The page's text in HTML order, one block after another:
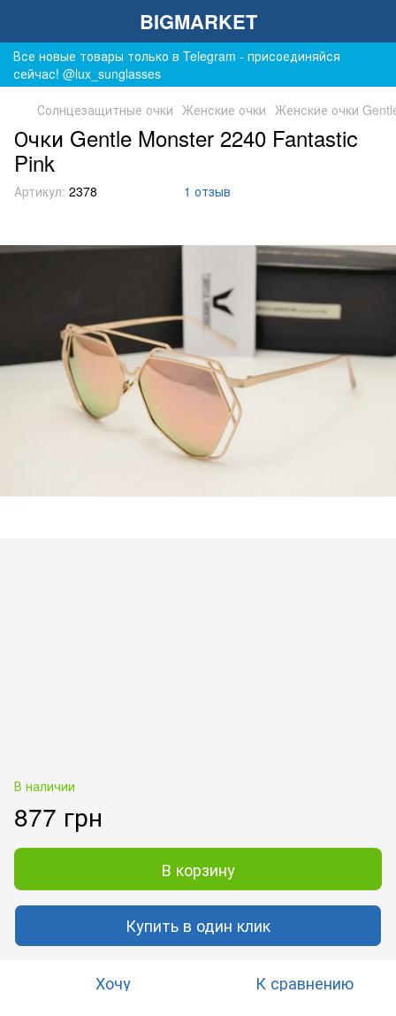
BIGMARKET
Все новые товары только в Telegram - присоединяйся
сейчас! @lux_sunglasses
Солнцезащитные очки Женские очки Женские очки
Очки Gentle Monster 2240 Fantastiс
Pink
Артикул: 2378 1 отзыв
В наличии
877 грн
В корзину
Купить в один клик
Хочу К сравнению